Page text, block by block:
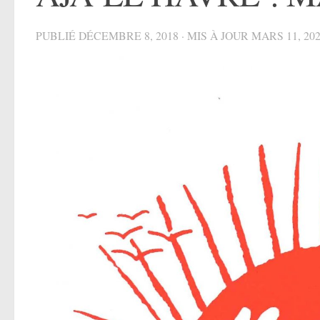
PUBLIÉ DÉCEMBRE 8, 2018 · MIS À JOUR MARS 11,